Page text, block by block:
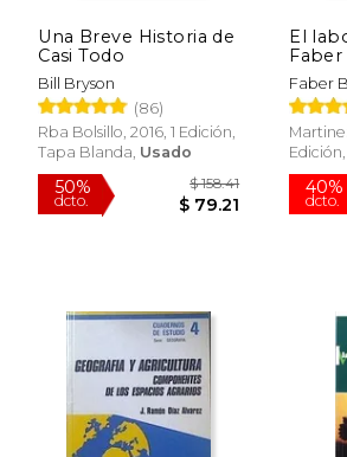
15%
dcto. $ 33.96
Una Breve Historia de
Casi Todo
Bill Bryson
(86)
Rba Bolsillo, 2016, 1 Edición,
Tapa Blanda, Usado
El
Faber
Faber
Nuevo